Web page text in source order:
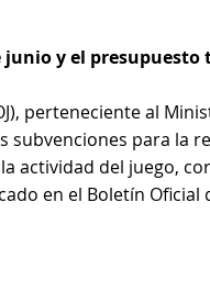
y el presupuesto
perteneciente al
subvenciones para la
actividad del juego,
en el Boletín Oficial